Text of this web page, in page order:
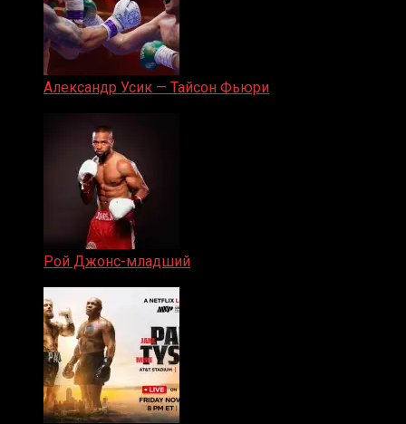
Александр Усик — Тайсон Фьюри
Рой Джонс-младший